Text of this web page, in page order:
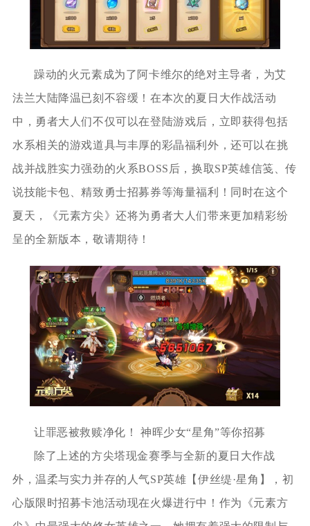
躁动的火元素成为了阿卡维尔的绝对主导者，为艾
法兰大陆降温已刻不容缓！在本次的夏日大作战活动
中，勇者大人们不仅可以在登陆游戏后，立即获得包括
水系相关的游戏道具与丰厚的彩晶福利外，还可以在挑
战并战胜实力强劲的火系BOSS后，换取SP英雄信笺、传
说技能卡包、精致勇士招募券等海量福利！同时在这个
夏天，《元素方尖》还将为勇者大人们带来更加精彩纷
呈的全新版本，敬请期待！
让罪恶被救赎净化！ 神晖少女“星角”等你招募
除了上述的方尖塔现金赛季与全新的夏日大作战
外，温柔与实力并存的人气SP英雄【伊丝缇·星角】，初
心版限时招募卡池活动现在火爆进行中！作为《元素方